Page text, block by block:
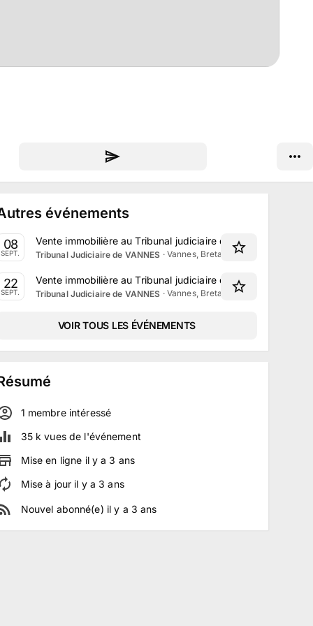
événements
08
SEPT.
Vente immobilière au Tribunal judiciaire de Vannes le 8
Tribunal Judiciaire de VANNES · Vannes, Bretagne
22
SEPT.
Vente immobilière au Tribunal judiciaire de Vannes le 22
Tribunal Judiciaire de VANNES · Vannes, Bretagne
VOIR TOUS LES ÉVÉNEMENTS
1 membreintéressé
35 k vues de l'événement
Mise en ligne il y a 3 ans
Mise à jour il y a 3 ans
Nouvel abonné(e) il y a 3 ans